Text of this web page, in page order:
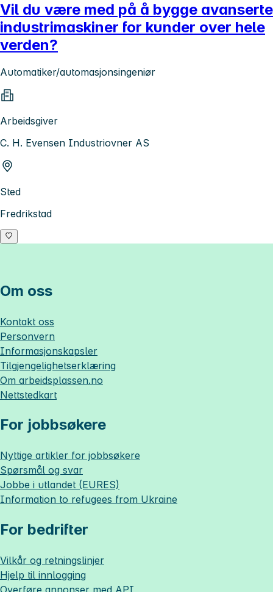
Vil du være med på å bygge avanserte
industrimaskiner for kunder over hele
verden?
Automatiker/automasjonsingeniør
Arbeidsgiver
C. H. Evensen Industriovner AS
Sted
Fredrikstad
Om oss
Kontakt oss
Personvern
Informasjonskapsler
Tilgjengelighetserklæring
Om arbeidsplassen.no
Nettstedkart
For jobbsøkere
Nyttige artikler for jobbsøkere
Spørsmål og svar
Jobbe i utlandet (EURES)
Information to refugees from Ukraine
For bedrifter
Vilkår og retningslinjer
Hjelp til innlogging